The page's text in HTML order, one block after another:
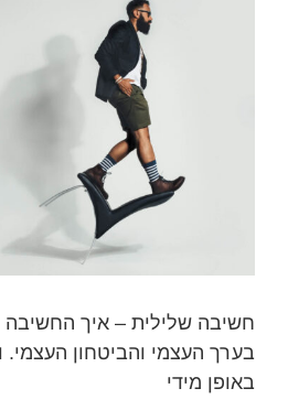
חשיבה שלילית – איך החשיבה
בערך העצמי והביטחון העצמי.
באופן מידי